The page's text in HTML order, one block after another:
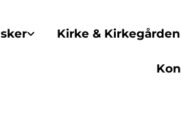
Kirke & Kirkegården